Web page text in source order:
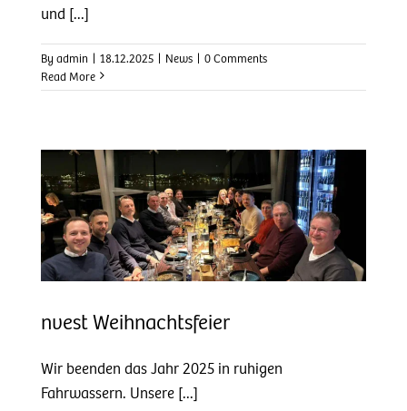
und [...]
By admin | 18.12.2025 | News | 0 Comments
Read More
nvest Weihnachtsfeier
Wir beenden das Jahr 2025 in ruhigen
Fahrwassern. Unsere [...]